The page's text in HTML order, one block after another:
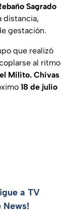
Sagrado
distancia,
gestación.
que realizó
al ritmo
Milito. Chivas
18 de julio
a TV